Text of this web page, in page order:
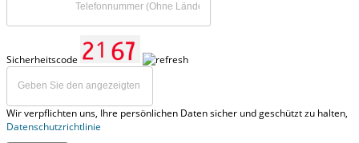
Sicherheitscode
Wir verpflichten uns, Ihre persönlichen Daten sicher und geschützt zu halten,
Datenschutzrichtlinie